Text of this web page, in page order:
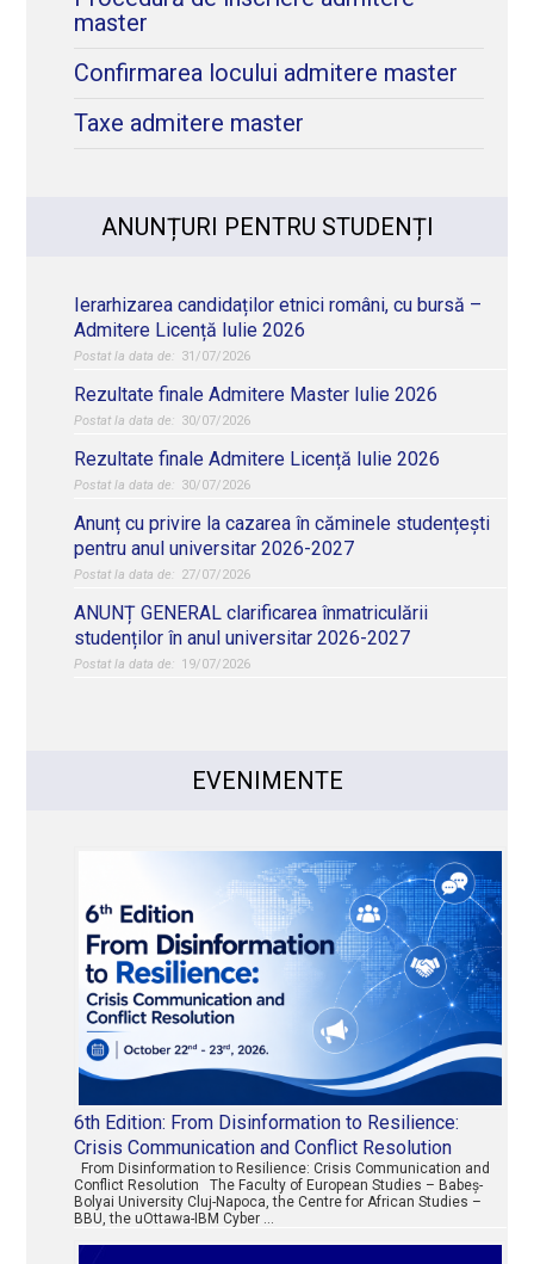
master
Confirmarea locului admitere master
Taxe admitere master
ANUNȚURI PENTRU STUDENȚI
Ierarhizarea candidaților etnici români, cu bursă –
Admitere Licență Iulie 2026
31/07/2026
Rezultate finale Admitere Master Iulie 2026
30/07/2026
Rezultate finale Admitere Licență Iulie 2026
30/07/2026
Anunț cu privire la cazarea în căminele studențești
pentru anul universitar 2026-2027
27/07/2026
ANUNȚ GENERAL clarificarea înmatriculării
studenților în anul universitar 2026-2027
19/07/2026
EVENIMENTE
6th Edition: From Disinformation to Resilience:
Crisis Communication and Conflict Resolution
From Disinformation to Resilience: Crisis Communication and
Conflict Resolution The Faculty of European Studies – Babeș-
Bolyai University Cluj-Napoca, the Centre for African Studies –
BBU, the uOttawa-IBM Cyber …